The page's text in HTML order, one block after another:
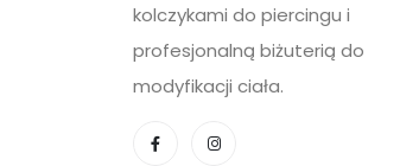
kolczykami do piercingu i
profesjonalną biżuterią do
modyfikacji ciała.